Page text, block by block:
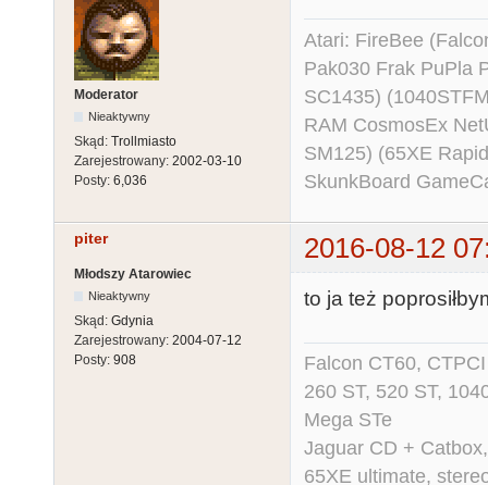
Moderator
Nieaktywny
Skąd: Trollmiasto
Zarejestrowany: 2002-03-10
Posty: 6,036
Atari: FireBee
Pak030 Frak PuPla
SC1435)
RAM CosmosEx
SM125) (65XE
SkunkBoard
piter 2016-08-12
Młodszy Atarowiec
Nieaktywny
Skąd: Gdynia
Zarejestrowany: 2004-07-12
Posty: 908
to ja też
Falcon CT60,
260 ST, 520 ST,
Mega STe
Jaguar CD +
65XE ultimate,